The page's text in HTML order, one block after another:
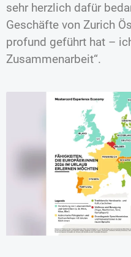
sehr herzlich dafür
Geschäfte von Zurich
profund geführt hat –
Zusammenarbeit“.